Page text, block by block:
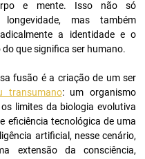
e mente. Isso não só
mas também
a identidade e o
que significa ser humano.
transumano: um organismo
limites da biologia evolutiva
eficiência tecnológica de uma
artificial, nesse cenário,
extensão da consciência,